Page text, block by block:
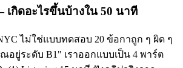
เกิดอะไรขึ้นบ้างใน 50 นาที
NYC ไม่ใช่แบบทดสอบ 20 ข้อกาถูก ๆ ผิด ๆ
อยู่ระดับ B1" เราออกแบบเป็น 4 พาร์ต